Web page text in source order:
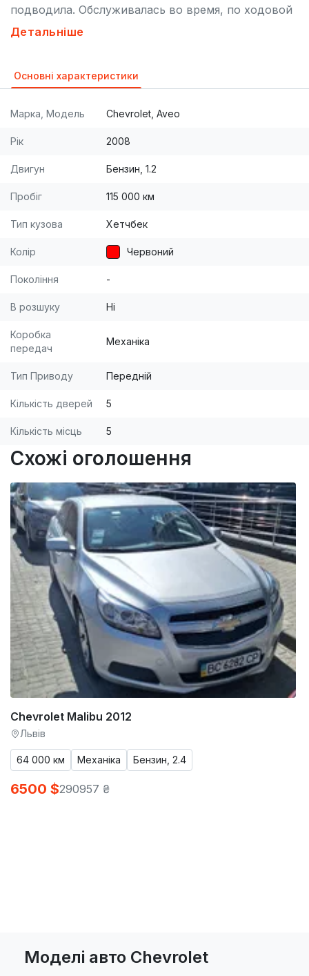
подводила. Обслуживалась во время, по ходовой
вопросов нет, не была бита, не шпаклевалась.
Детальніше
Основні характеристики
Марка, Модель Chevrolet, Aveo
Рік 2008
Двигун Бензин, 1.2
Пробіг 115 000 км
Тип кузова Хетчбек
Колір Червоний
Покоління -
В розшуку Ні
Коробка
передач
Механіка
Тип Приводу Передній
Кількість дверей 5
Кількість місць 5
Схожі оголошення
Chevrolet Malibu 2012
Львів
64 000 км Механіка Бензин, 2.4
6500 $290957 ₴
Моделі авто Chevrolet